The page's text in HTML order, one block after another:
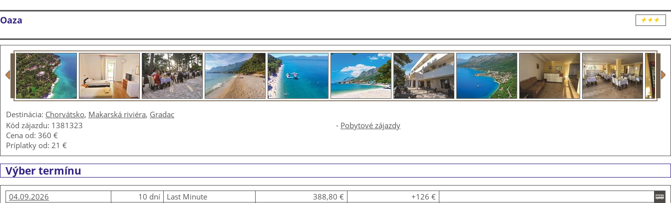
Oaza
Destinácia: Chorvátsko, Makarská riviéra, Gradac
Kód zájazdu: 1381323
Cena od: 360 €
Príplatky od: 21 €
- Pobytové zájazdy
Výber termínu
04.09.2026 10 dní Last Minute 388,80 €
+126 €